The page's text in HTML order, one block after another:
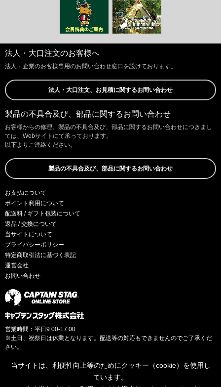
法人・大口注文のお客様へ
法人・企業のお客様専用のお問い合わせ窓口を設けております。
法人・大口注文、お見積に関するお問い合わせ
製品の不具合及び、部品に関するお問い合わせ
お客様からの修理、製品の不具合及び、部品に関するお問い合わせにつきまし
ては、Webサイトにて承っております。
以下よりご連絡ください。
製品の不具合及び、部品に関するお問い合わせ
お支払について
ポイント利用について
配送料 / ギフト包装について
返品 / 交換について
当サイトについて
プライバシーポリシー
特定商取引法に基づく表記
運営会社
お問い合わせ
営業時間：平日9:00-17:00
※土日、祝祭日は休業となります。配送等の対応もできませんのでご了承くだ
さい。
当サイトは、利便性向上等のためにクッキー（cookie）を使用し
ています。